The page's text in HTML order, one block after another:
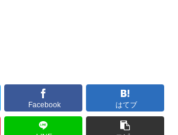
Facebook はてブ